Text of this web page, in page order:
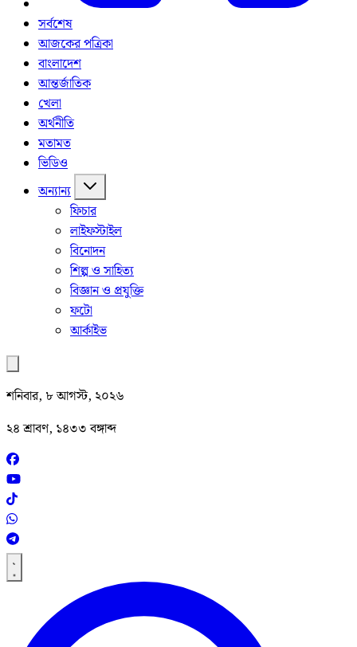
সর্বশেষ
আজকের পত্রিকা
বাংলাদেশ
আন্তর্জাতিক
খেলা
অর্থনীতি
মতামত
ভিডিও
অন্যান্য
ফিচার
লাইফস্টাইল
বিনোদন
শিল্প ও সাহিত্য
বিজ্ঞান ও প্রযুক্তি
ফটো
আর্কাইভ
শনিবার, ৮ আগস্ট, ২০২৬
২৪ শ্রাবণ, ১৪৩৩ বঙ্গাব্দ